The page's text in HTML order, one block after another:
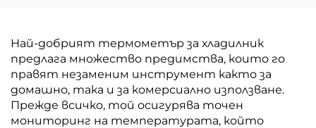
Най-добрият термометър за хладилник
предлага множество предимства, които го
правят незаменим инструмент както за
домашно, така и за комерсиално използване.
Прежде всичко, той осигурява точен
мониторинг на температурата, който